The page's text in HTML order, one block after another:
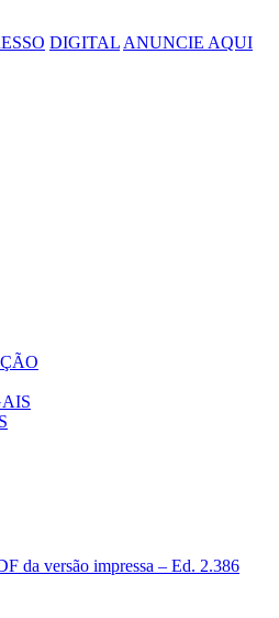
DIGITAL ANUNCIE AQUI
da versão impressa – Ed. 2.386